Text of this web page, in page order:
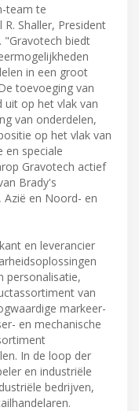
team te
Shaller, President
"Gravotech biedt
in een groot
toevoeging van
uit op het vlak van
van onderdelen,
op het vlak van
en speciale
Gravotech actief
Brady's
Azië en Noord- en
en leverancier
personalisatie,
van
markeer-
en mechanische
In de loop der
en industriële
bedrijven,